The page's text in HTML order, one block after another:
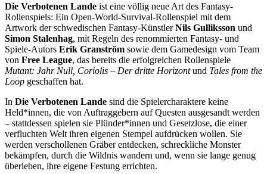
Die Verbotenen Lande ist eine völlig neue Art des Fantasy-
Rollenspiels: Ein Open-World-Survival-Rollenspiel mit dem
Artwork der schwedischen Fantasy-KünstlerNils Gulliksson und
Simon Stalenhag, mit Regeln des renommierten Fantasy- und
Spiele-Autors Erik Granström sowie dem Gamedesign vom Team
von Free League, das bereits die erfolgreichen Rollenspiele
Mutant: Jahr Null, Coriolis – Der dritte Horizontund Tales from the
Loop geschaffen hat.
In Die Verbotenen Lande sind die Spielercharaktere keine
Held*innen, die von Auftraggebern auf Questen ausgesandt werden
– stattdessen spielen sie Plünder*innen und Gesetzlose, die einer
verfluchten Welt ihren eigenen Stempel aufdrücken wollen. Sie
werden verschollenen Gräber entdecken, schreckliche Monster
bekämpfen, durch die Wildnis wandern und, wenn sie lange genug
überleben, ihre eigene Festung errichten.